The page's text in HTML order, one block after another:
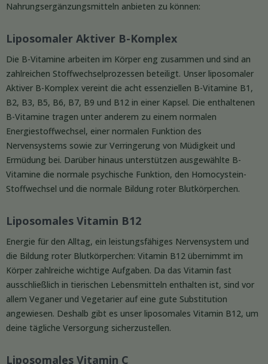
Nahrungsergänzungsmitteln anbieten zu können:
Liposomaler Aktiver B-Komplex
Die B-Vitamine arbeiten im Körper eng zusammen und sind an
zahlreichen Stoffwechselprozessen beteiligt. Unser liposomaler
Aktiver B-Komplex vereint die acht essenziellen B-Vitamine B1,
B2, B3, B5, B6, B7, B9 und B12 in einer Kapsel. Die enthaltenen
B-Vitamine tragen unter anderem zu einem normalen
Energiestoffwechsel, einer normalen Funktion des
Nervensystems sowie zur Verringerung von Müdigkeit und
Ermüdung bei. Darüber hinaus unterstützen ausgewählte B-
Vitamine die normale psychische Funktion, den Homocystein-
Stoffwechsel und die normale Bildung roter Blutkörperchen.
Liposomales Vitamin B12
Energie für den Alltag, ein leistungsfähiges Nervensystem und
die Bildung roter Blutkörperchen: Vitamin B12 übernimmt im
Körper zahlreiche wichtige Aufgaben. Da das Vitamin fast
ausschließlich in tierischen Lebensmitteln enthalten ist, sind vor
allem Veganer und Vegetarier auf eine gute Substitution
angewiesen. Deshalb gibt es unser liposomales Vitamin B12, um
deine tägliche Versorgung sicherzustellen.
Liposomales Vitamin C